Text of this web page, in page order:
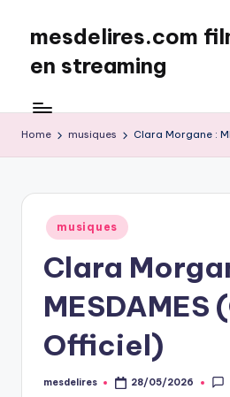
content
mesdelires.com
en streaming
:
film
et
complet
français
Home musiques Clara Morgane :
Posted
in
musiques
Clara
MESDAMES
Officiel)
Posted
mesdelires 28/05/2026